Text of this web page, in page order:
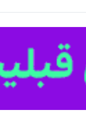
جوانان کشور در ارومیه آغاز شد